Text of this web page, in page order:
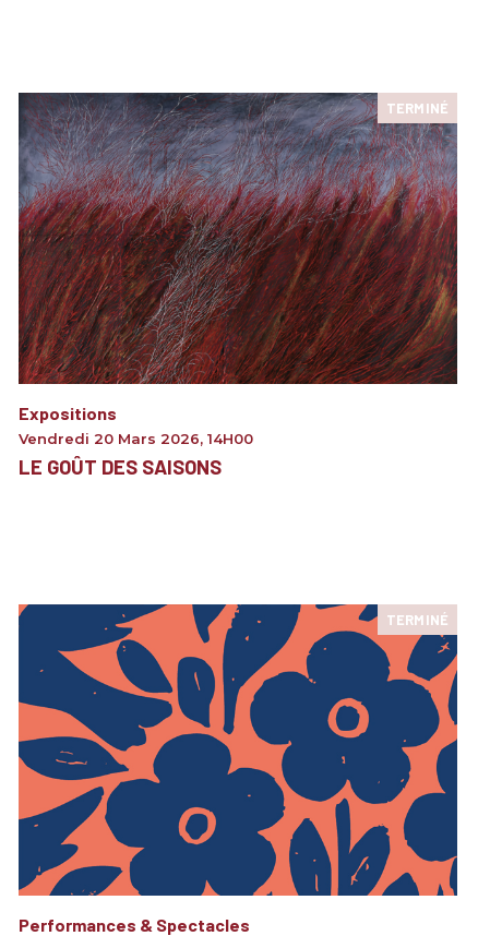
TERMINÉ
Expositions
Vendredi 20 Mars 2026, 14H00
LE GOÛT DES SAISONS
TERMINÉ
Performances & Spectacles